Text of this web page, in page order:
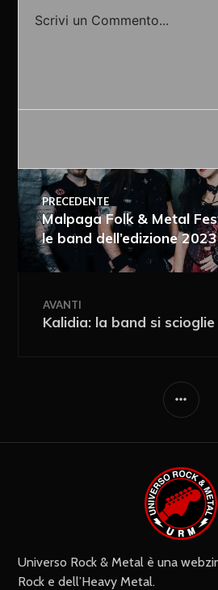
Scrivi un Commento...
Accedi o fornisci il tuo nome
Immediata
Giornalmente
Settimanalmente
Ricevi i nuovi
cookie salvi i miei dati
sito web) per il
PRECEDENTE
Malpaga Folk & Metal
le band dell’edizione 2023
AVANTI
Kalidia: la band si scioglie
Universo Rock & Metal è una
Rock e dell’Heavy Metal.